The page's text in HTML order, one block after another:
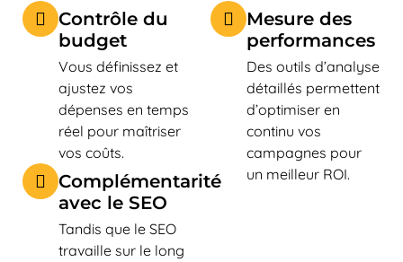
Contrôle du
budget
Vous définissez et
ajustez vos
dépenses en temps
réel pour maîtriser
vos coûts.
Complémentarité
avec le SEO
Tandis que le SEO
travaille sur le long
Mesure des
performances
Des outils d’analyse
détaillés permettent
d’optimiser en
continu vos
campagnes pour
un meilleur ROI.